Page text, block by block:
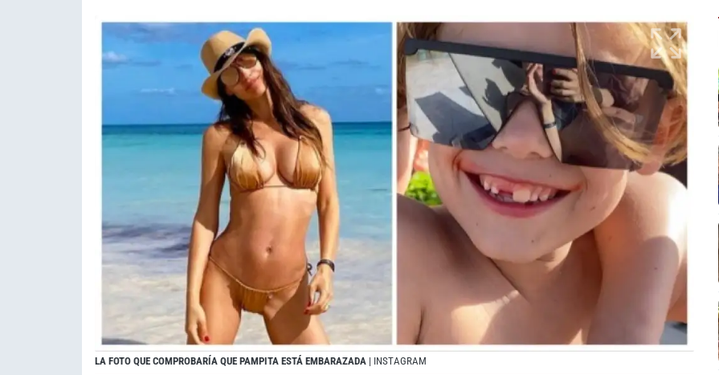
LA FOTO QUE COMPROBARÍA QUE PAMPITA ESTÁ EMBARAZADA | INSTAGRAM